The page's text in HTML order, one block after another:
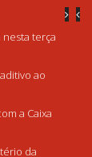
terça
ao
a Caixa
da